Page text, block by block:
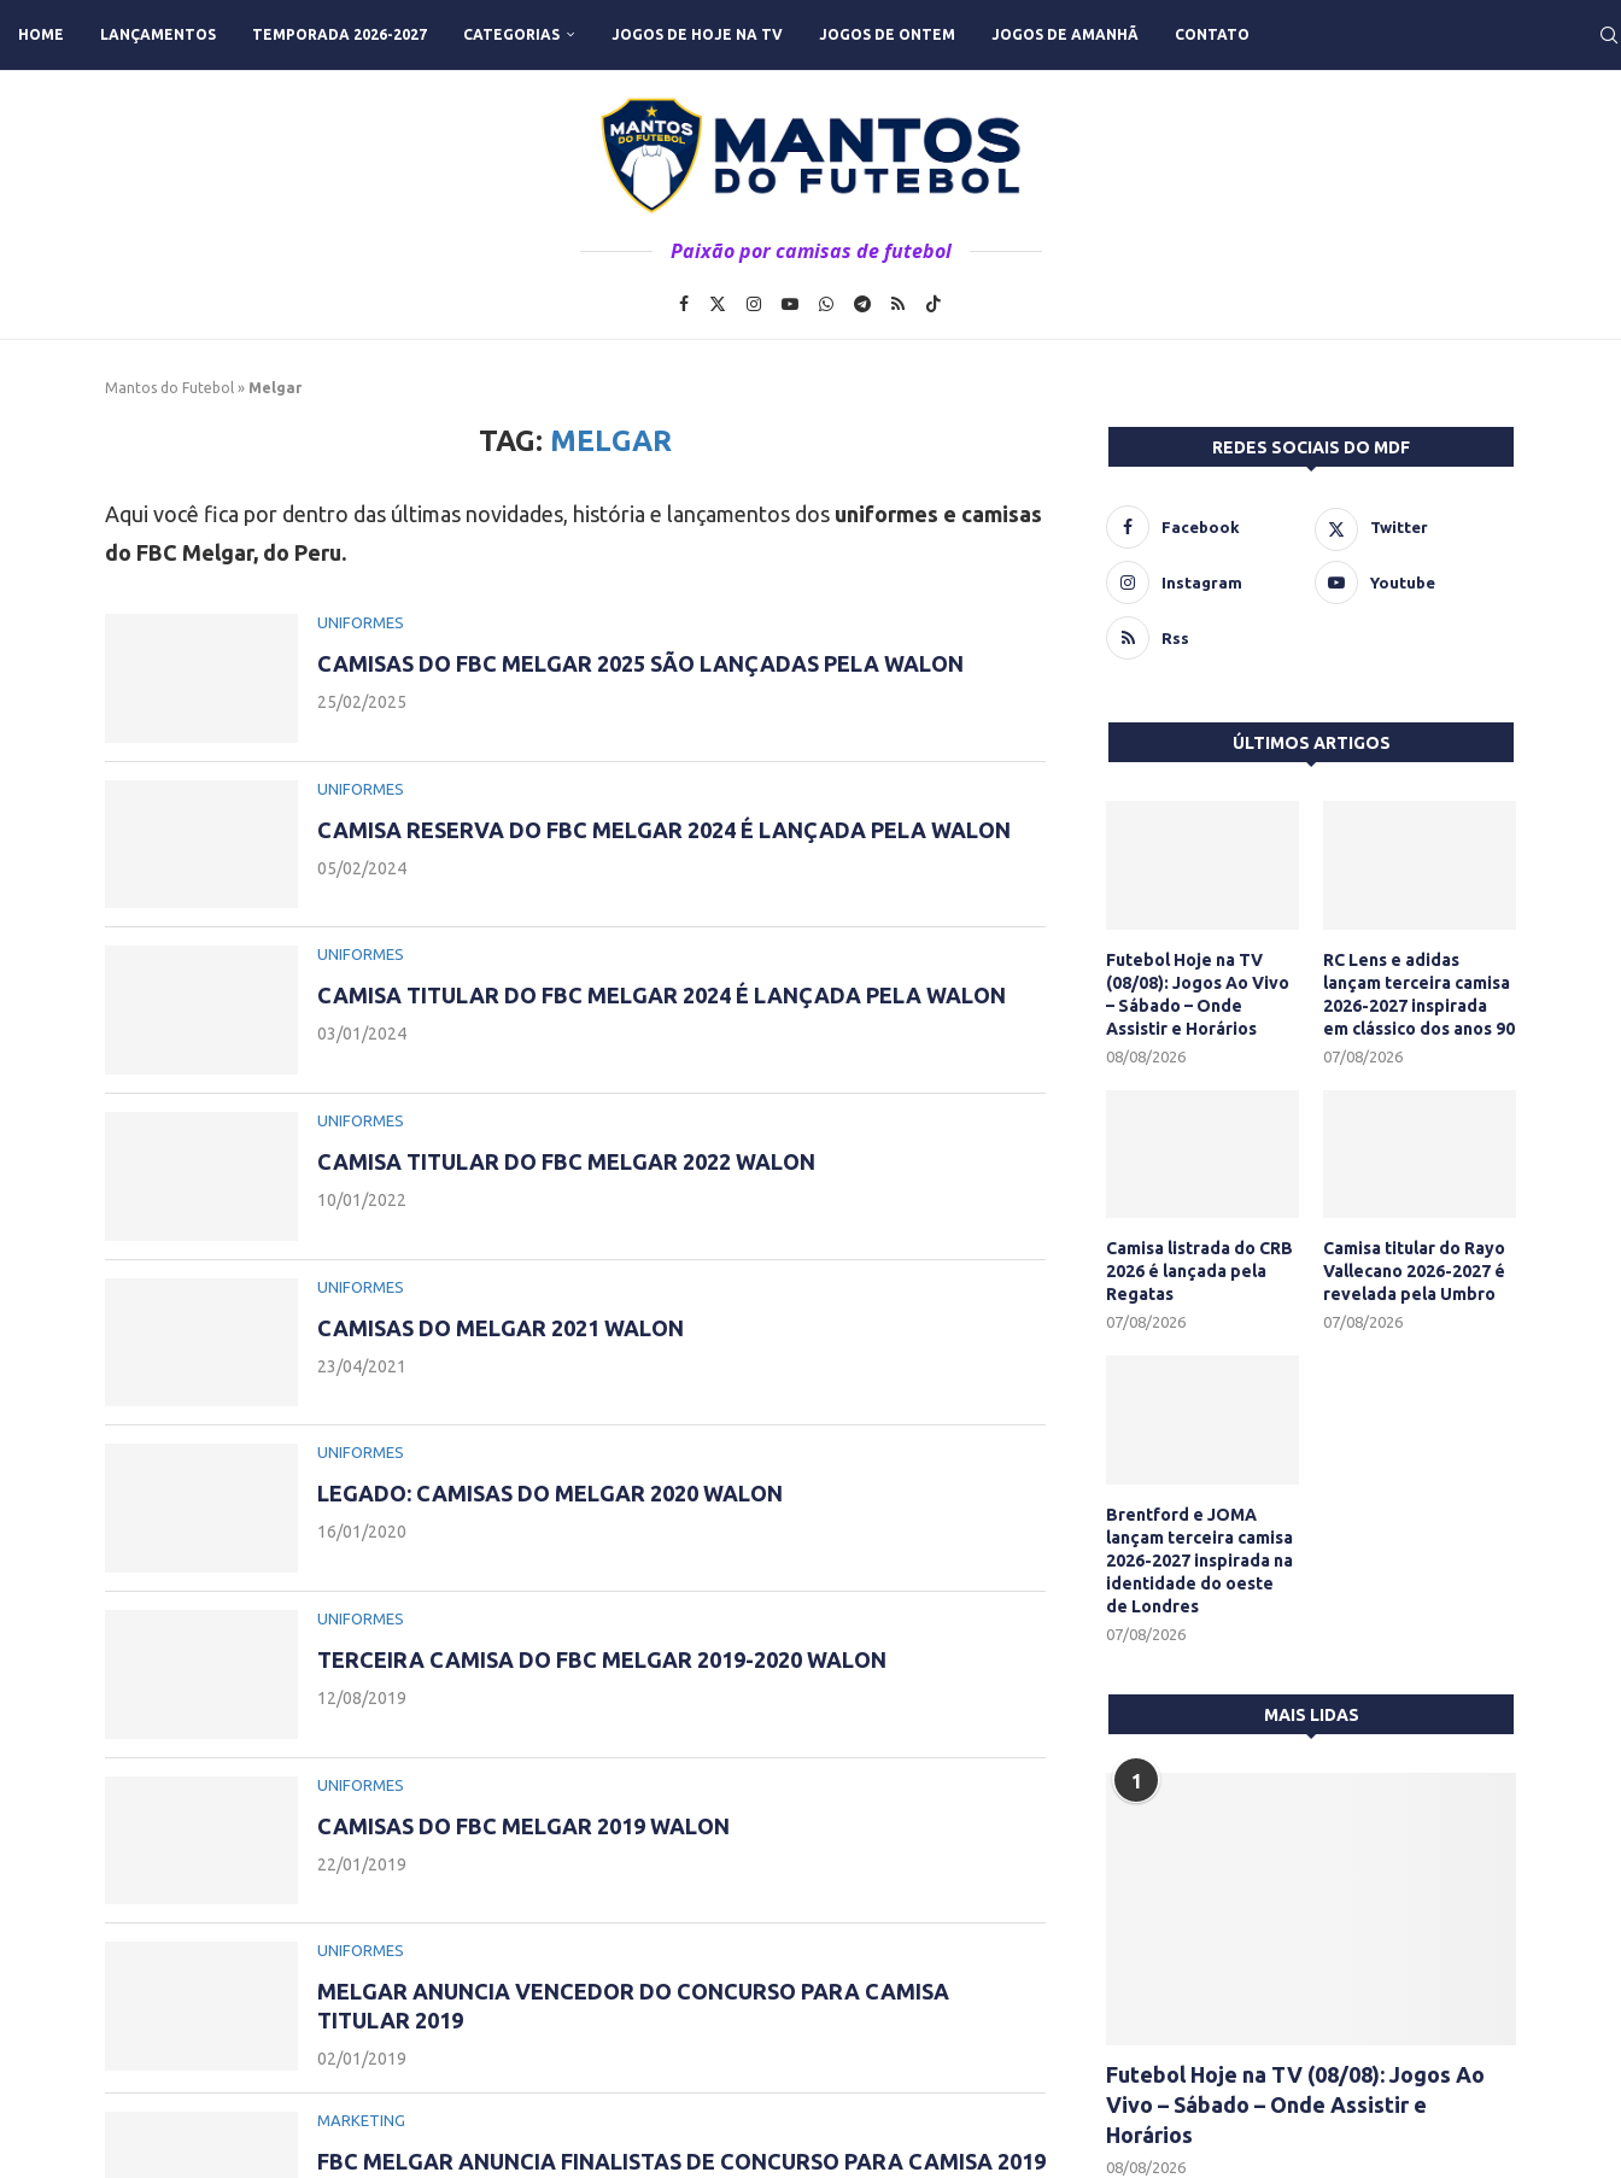
HOME LANÇAMENTOS TEMPORADA 2026-2027 CATEGORIAS JOGOS DE HOJE NA TV JOGOS DE ONTEM JOGOS DE AMANHÃ CONTATO
Paixão por camisas de futebol
Mantos do Futebol » Melgar
TAG: MELGAR
Aqui você fica por dentro das últimas novidades, história e lançamentos dos uniformes e camisas
do FBC Melgar, do Peru.
UNIFORMES
CAMISAS DO FBC MELGAR 2025 SÃO LANÇADAS PELA WALON
25/02/2025
UNIFORMES
CAMISA RESERVA DO FBC MELGAR 2024 É LANÇADA PELA WALON
05/02/2024
UNIFORMES
CAMISA TITULAR DO FBC MELGAR 2024 É LANÇADA PELA WALON
03/01/2024
UNIFORMES
CAMISA TITULAR DO FBC MELGAR 2022 WALON
10/01/2022
UNIFORMES
CAMISAS DO MELGAR 2021 WALON
23/04/2021
UNIFORMES
LEGADO: CAMISAS DO MELGAR 2020 WALON
16/01/2020
UNIFORMES
TERCEIRA CAMISA DO FBC MELGAR 2019-2020 WALON
12/08/2019
UNIFORMES
CAMISAS DO FBC MELGAR 2019 WALON
22/01/2019
UNIFORMES
MELGAR ANUNCIA VENCEDOR DO CONCURSO PARA CAMISA
TITULAR 2019
02/01/2019
MARKETING
FBC MELGAR ANUNCIA FINALISTAS DE CONCURSO PARA CAMISA 2019
REDES SOCIAIS DO MDF
Facebook Twitter
Instagram Youtube
Rss
ÚLTIMOS ARTIGOS
Futebol Hoje na TV
(08/08): Jogos Ao Vivo
– Sábado – Onde
Assistir e Horários
08/08/2026
RC Lens e adidas
lançam terceira camisa
2026-2027 inspirada
em clássico dos anos 90
07/08/2026
Camisa listrada do CRB
2026 é lançada pela
Regatas
07/08/2026
Camisa titular do Rayo
Vallecano 2026-2027 é
revelada pela Umbro
07/08/2026
Brentford e JOMA
lançam terceira camisa
2026-2027 inspirada na
identidade do oeste
de Londres
07/08/2026
MAIS LIDAS
1
Futebol Hoje na TV (08/08): Jogos Ao
Vivo – Sábado – Onde Assistir e
Horários
08/08/2026